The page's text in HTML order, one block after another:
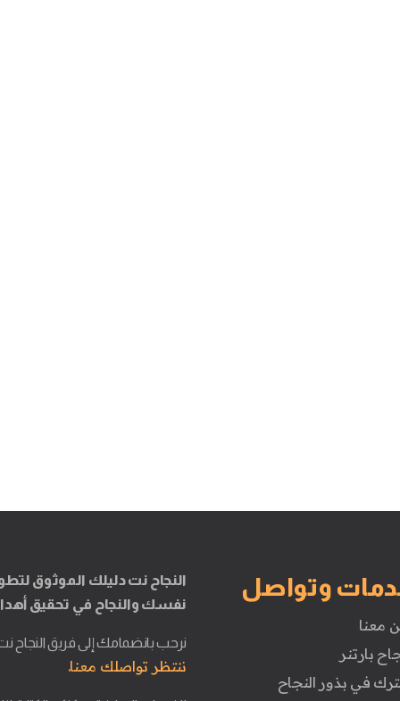
وتواصل
معنا
بارتنر
في بذور النجاح
النجاح نت دليلك الموثوق
نفسك والنجاح في تحقيق
نرحب بانضمامك إلى فريق النجاح
ننتظر تواصلك معنا.